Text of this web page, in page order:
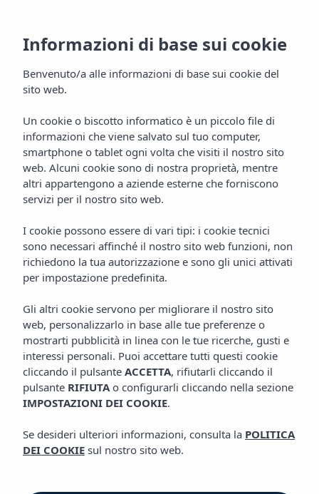
Events by Vibra
Aparthotel Vibra Blanc Palace
Home Minorca
Ciutadella
Aparthotel Vibra Blanc Palace
EVENTI
Sala Riunioni &
Matrimoni
L’Aparthotel Vibra Blanc Palace fa parte di un complesso
Informazioni di base sui cookie
Benvenuto/a alle informazioni di base sui cookie del
sito web.
Un cookie o biscotto informatico è un piccolo file di
informazioni che viene salvato sul tuo computer,
smartphone o tablet ogni volta che visiti il nostro sito
web. Alcuni cookie sono di nostra proprietà, mentre
altri appartengono a aziende esterne che forniscono
servizi per il nostro sito web.
I cookie possono essere di vari tipi: i cookie tecnici
sono necessari affinché il nostro sito web funzioni, non
richiedono la tua autorizzazione e sono gli unici attivati
per impostazione predefinita.
Gli altri cookie servono per migliorare il nostro sito
web, personalizzarlo in base alle tue preferenze o
mostrarti pubblicità in linea con le tue ricerche, gusti e
interessi personali. Puoi accettare tutti questi cookie
cliccando il pulsante ACCETTA, rifiutarli cliccando il
pulsante RIFIUTAo configurarli cliccando nella sezione
IMPOSTAZIONI DEI COOKIE.
Se desideri ulteriori informazioni, consulta la POLITICA
DEI COOKIE sul nostro sito web.